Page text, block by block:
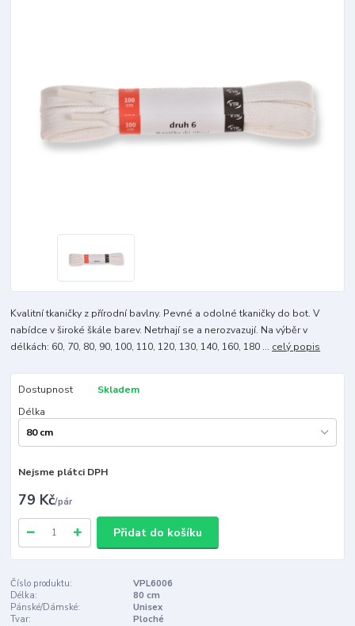
Kvalitní tkaničky z přírodní bavlny. Pevné a odolné tkaničky do bot. V
nabídce v široké škále barev. Netrhají se a nerozvazují. Na výběr v
délkách: 60, 70, 80, 90, 100, 110, 120, 130, 140, 160, 180 ... celý popis
Dostupnost
Skladem
Délka
Nejsme plátci DPH
79 Kč/pár
Přidat do košíku
Číslo produktu:
VPL6006
Délka:
80 cm
Pánské/Dámské:
Unisex
Tvar:
Ploché